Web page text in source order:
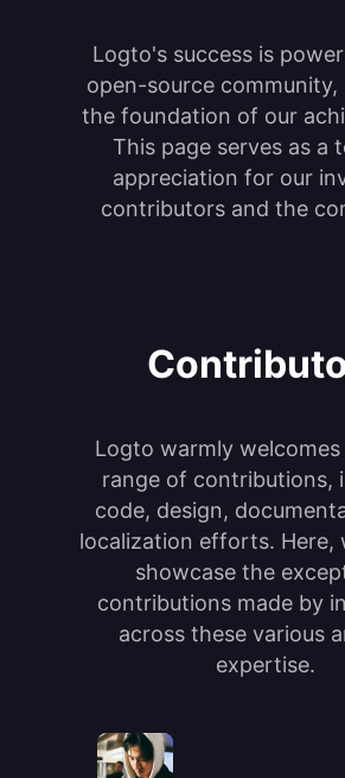
Logto's success is
open-source community,
the foundation of our
This page serves as a
appreciation for our
contributors and the
Logto warmly welcomes
range of contributions,
code, design,
localization efforts. Here,
showcase the
contributions made by
across these various
expertise.